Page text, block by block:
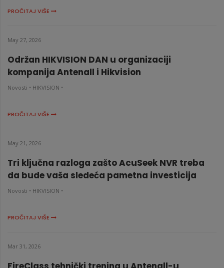
PROČITAJ VIŠE
May 27, 2026
Održan HIKVISION DAN u organizaciji
kompanija Antenall i Hikvision
Novosti • HIKVISION •
PROČITAJ VIŠE
May 21, 2026
Tri ključna razloga zašto AcuSeek NVR treba
da bude vaša sledeća pametna investicija
Novosti • HIKVISION •
PROČITAJ VIŠE
Mar 31, 2026